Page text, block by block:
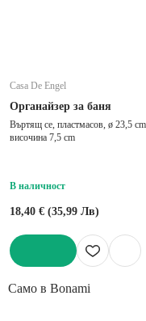
Casa De Engel
Органайзер за баня
Въртящ се, пластмасов, ø 23,5 cm,
височина 7,5 cm
В наличност
18,40 € (35,99 Лв)
Само в Bonami